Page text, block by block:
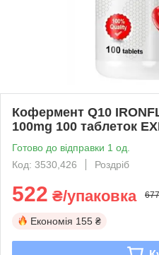
Кофермент Q10
100mg 100 таблеток
Готово до відправки 1 од.
Код: 3530,426
Роздріб
522 ₴/упаковка
Економія 155 ₴